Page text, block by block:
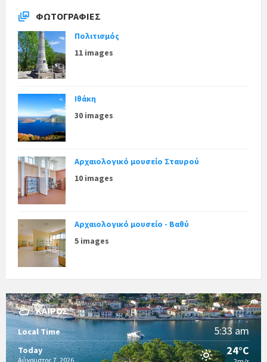
ΦΩΤΟΓΡΑΦΊΕΣ
Πολιτισμός
11 images
Ιθάκη
30 images
Αρχαιολογικό μουσείο Σταυρού
10 images
Αρχαιολογικό μουσείο - Βαθύ
5 images
ΚΑΙΡΌΣ
Local Time 5:33 am
Today
Αύγουστος 7, 2026
24°C